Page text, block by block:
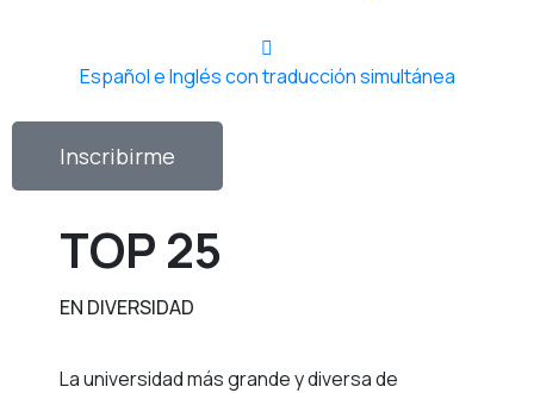
Español e Inglés con traducción simultánea
Inscribirme
TOP 25
EN DIVERSIDAD
La universidad más grande y diversa de